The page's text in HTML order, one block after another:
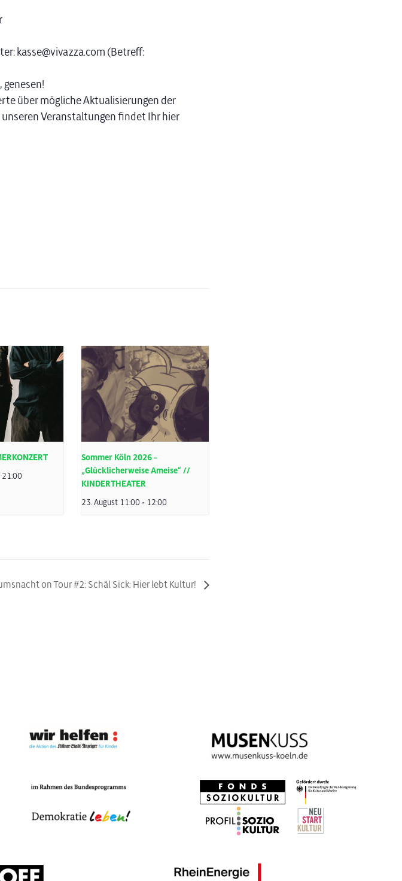
kasse@vivazza.com (Betreff:
genesen!
über mögliche Aktualisierungen der
unseren Veranstaltungen findet Ihr hier
21:00
Sommer Köln 2026 –
„Glücklicherweise Ameise“ //
KINDERTHEATER
23. August 11:00 - 12:00
on Tour #2: Schäl Sick: Hier lebt Kultur!